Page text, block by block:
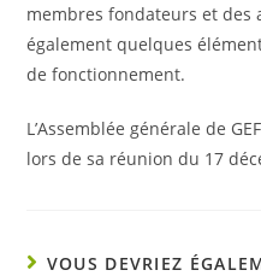
membres fondateurs et
également quelques
de fonctionnement.
L’Assemblée générale de
lors de sa réunion du 17
VOUS DEVRIEZ